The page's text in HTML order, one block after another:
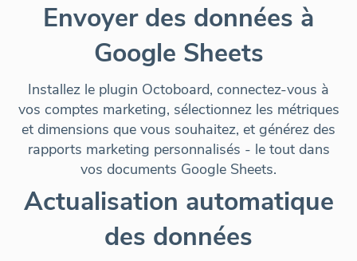
Envoyer des données à
Google Sheets
Installez le plugin Octoboard, connectez-vous à
vos comptes marketing, sélectionnez les métriques
et dimensions que vous souhaitez, et générez des
rapports marketing personnalisés - le tout dans
vos documents Google Sheets.
Actualisation automatique
des données